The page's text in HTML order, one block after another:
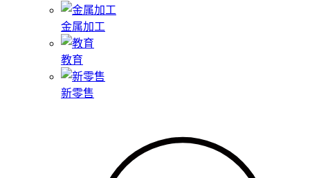
金属加工
教育
新零售